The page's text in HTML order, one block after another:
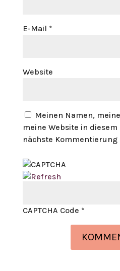
E-Mail *
Website
Meinen Namen,
meine Website in
nächste Kommentierung
CAPTCHA Code *